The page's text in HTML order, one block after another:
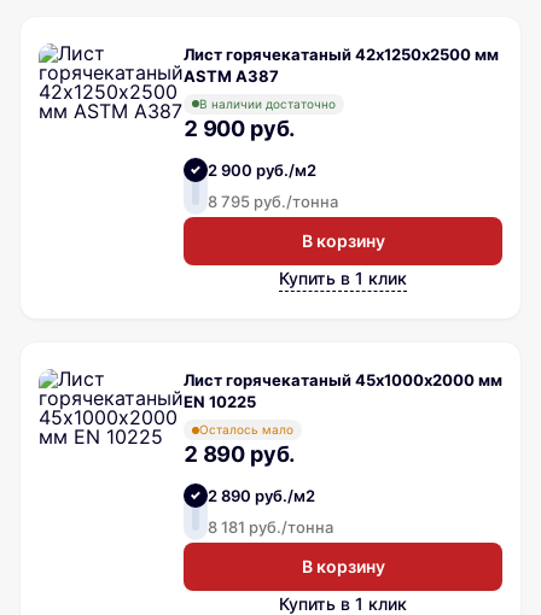
Лист горячекатаный 42х1250х2500 мм
ASTM A387
В наличии достаточно
2 900 руб.
2 900 руб./м2
8 795 руб./тонна
В корзину
Купить в 1 клик
Лист горячекатаный 45х1000х2000 мм
EN 10225
Осталось мало
2 890 руб.
2 890 руб./м2
8 181 руб./тонна
В корзину
Купить в 1 клик